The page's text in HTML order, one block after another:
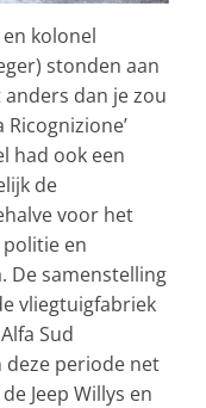
kolonel
stonden aan
dan je zou
had ook een
de
voor het
en
De samenstelling
vliegtuigfabriek
Sud
deze periode net
Jeep Willys en